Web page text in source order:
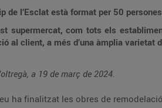
de l’Esclat està format per 50
supermercat, com tots els
al client, a més d’una àmplia varietat
a 19 de març de 2024.
ha finalitzat les obres de